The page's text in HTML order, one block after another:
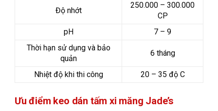
Độ nhớt
250.000 – 300.000
CP
pH
7 – 9
Thời hạn sử dụng và bảo
quản
6 tháng
Nhiệt độ khi thi công 20 – 35 độ C
Ưu điểm keo dán tấm xi măng Jade’s